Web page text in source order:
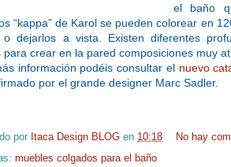
el baño
“kappa” de Karol se pueden colorear en
o dejarlos a vista. Existen diferentes
para crear en la pared composiciones muy
información podéis consultar el nuevo
por el grande designer Marc Sadler.
por Itaca Design BLOG en 10:18
No hay
muebles colgados para el baño